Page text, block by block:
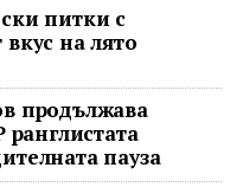
питки с
на лято
продължава
ранглистата
пауза